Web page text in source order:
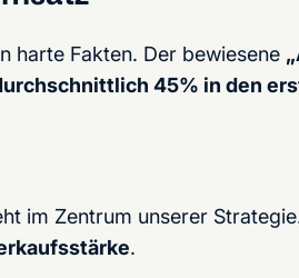
harte Fakten. Der bewiesene
45% in den
im Zentrum unserer
.